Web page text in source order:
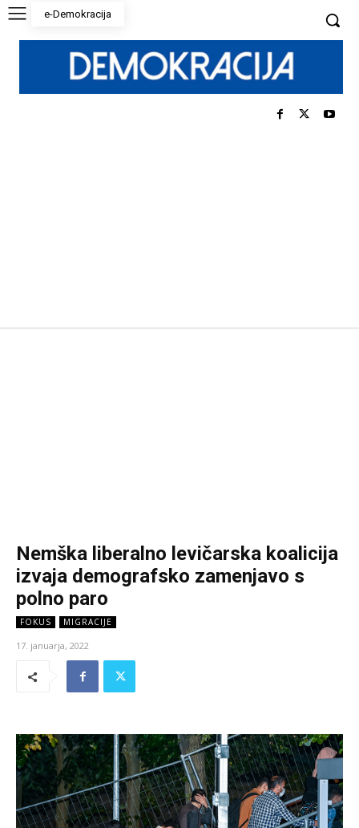
e-Demokracija
Nemška liberalno levičarska koalicija
izvaja demografsko zamenjavo s
polno paro
FOKUS MIGRACIJE
17. januarja, 2022